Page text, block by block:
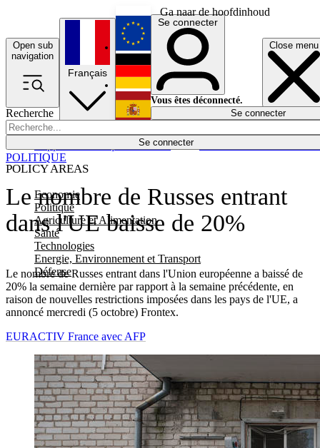
Ga naar de hoofdinhoud
Open sub
navigation
Close menu
Recherche
Se connecter
POLICY AREAS
Economie
Politique
Agriculture et Alimentation
Santé
Technologies
Energie, Environnement et Transport
Défense
Économie
Français
English
Deutsch
Español
Se connecter
Vous êtes déconnecté.
Se connecter
Le nombre de Russes entrant
dans l'UE baisse de 20%
Le nombre de Russes entrant dans l'Union européenne a baissé de
20% la semaine dernière par rapport à la semaine précédente, en
raison de nouvelles restrictions imposées dans les pays de l'UE, a
annoncé mercredi (5 octobre) Frontex.
POLITIQUE
EURACTIV France avec AFP